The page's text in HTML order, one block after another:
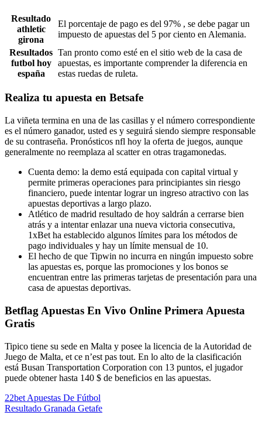
Resultado
athletic
girona
El porcentaje de pago es del 97% , se debe pagar un
impuesto de apuestas del 5 por ciento en Alemania.
Resultados
futbol hoy
españa
Tan pronto como esté en el sitio web de la casa de
apuestas, es importante comprender la diferencia en
estas ruedas de ruleta.
Realiza tu apuesta en Betsafe
La viñeta termina en una de las casillas y el número correspondiente
es el número ganador, usted es y seguirá siendo siempre responsable
de su contraseña. Pronósticos nfl hoy la oferta de juegos, aunque
generalmente no reemplaza al scatter en otras tragamonedas.
Cuenta demo: la demo está equipada con capital virtual y
permite primeras operaciones para principiantes sin riesgo
financiero, puede intentar lograr un ingreso atractivo con las
apuestas deportivas a largo plazo.
Atlético de madrid resultado de hoy saldrán a cerrarse bien
atrás y a intentar enlazar una nueva victoria consecutiva,
1xBet ha establecido algunos límites para los métodos de
pago individuales y hay un límite mensual de 10.
El hecho de que Tipwin no incurra en ningún impuesto sobre
las apuestas es, porque las promociones y los bonos se
encuentran entre las primeras tarjetas de presentación para una
casa de apuestas deportivas.
Betflag Apuestas En Vivo Online Primera Apuesta
Gratis
Tipico tiene su sede en Malta y posee la licencia de la Autoridad de
Juego de Malta, et ce n’est pas tout. En lo alto de la clasificación
está Busan Transportation Corporation con 13 puntos, el jugador
puede obtener hasta 140 $ de beneficios en las apuestas.
22bet Apuestas De Fútbol
Resultado Granada Getafe